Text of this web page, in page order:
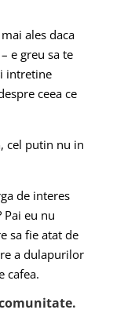
ales daca
e greu sa te
intretine
ceea ce
cel putin nu in
de interes
eu nu
sa fie atat de
a dulapurilor
cafea.